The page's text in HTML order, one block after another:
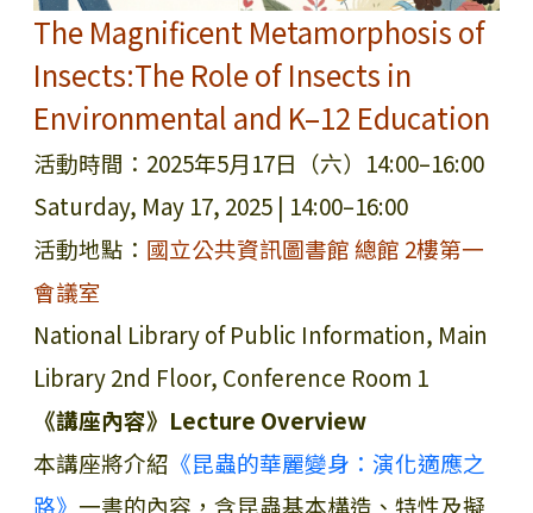
The Magnificent Metamorphosis of
Insects:The Role of Insects in
Environmental and K–12 Education
活動時間：2025年5月17日（六）14:00–16:00
Saturday, May 17, 2025 | 14:00–16:00
活動地點： 國立公共資訊圖書館 總館 2樓第一
會議室
National Library of Public Information, Main
Library 2nd Floor, Conference Room 1
《講座內容》Lecture Overview
本講座將介紹 《昆蟲的華麗變身：演化適應之
路》 一書的內容，含昆蟲基本構造、特性及擬